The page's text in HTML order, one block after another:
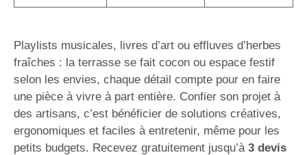
Playlists musicales, livres d’art ou effluves d’herbes
fraîches : la terrasse se fait cocon ou espace festif
selon les envies, chaque détail compte pour en faire
une pièce à vivre à part entière. Confier son projet à
des artisans, c’est bénéficier de solutions créatives,
ergonomiques et faciles à entretenir, même pour les
petits budgets. Recevez gratuitement jusqu’à 3 devis